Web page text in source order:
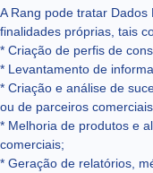
A Rang pode tratar
finalidades próprias, tais
* Criação de perfis de
* Levantamento de
* Criação e análise de
ou de parceiros
* Melhoria de produtos e
comerciais;
* Geração de relatórios,